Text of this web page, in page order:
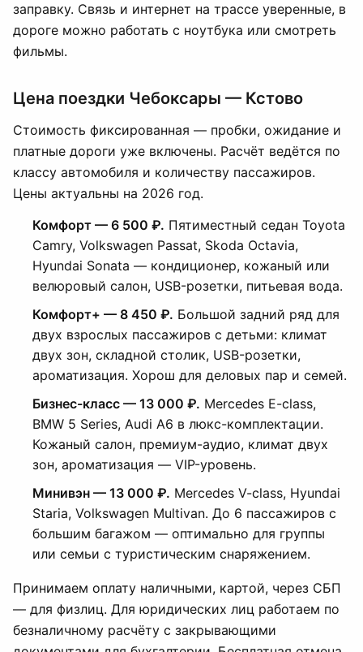
заправку. Связь и интернет на трассе уверенные, в
дороге можно работать с ноутбука или смотреть
фильмы.
Цена поездки Чебоксары — Кстово
Стоимость фиксированная — пробки, ожидание и
платные дороги уже включены. Расчёт ведётся по
классу автомобиля и количеству пассажиров.
Цены актуальны на 2026 год.
Комфорт — 6 500 ₽. Пятиместный седан Toyota
Camry, Volkswagen Passat, Skoda Octavia,
Hyundai Sonata — кондиционер, кожаный или
велюровый салон, USB-розетки, питьевая вода.
Комфорт+ — 8 450 ₽. Большой задний ряд для
двух взрослых пассажиров с детьми: климат
двух зон, складной столик, USB-розетки,
ароматизация. Хорош для деловых пар и семей.
Бизнес-класс — 13 000 ₽. Mercedes E-class,
BMW 5 Series, Audi A6 в люкс-комплектации.
Кожаный салон, премиум-аудио, климат двух
зон, ароматизация — VIP-уровень.
Минивэн — 13 000 ₽. Mercedes V-class, Hyundai
Staria, Volkswagen Multivan. До 6 пассажиров с
большим багажом — оптимально для группы
или семьи с туристическим снаряжением.
Принимаем оплату наличными, картой, через СБП
— для физлиц. Для юридических лиц работаем по
безналичному расчёту с закрывающими